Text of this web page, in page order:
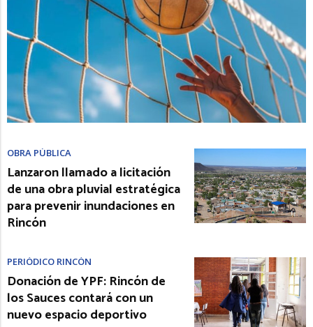
OBRA PÚBLICA
Lanzaron llamado a licitación
de una obra pluvial estratégica
para prevenir inundaciones en
Rincón
PERIÓDICO RINCÓN
Donación de YPF: Rincón de
los Sauces contará con un
nuevo espacio deportivo